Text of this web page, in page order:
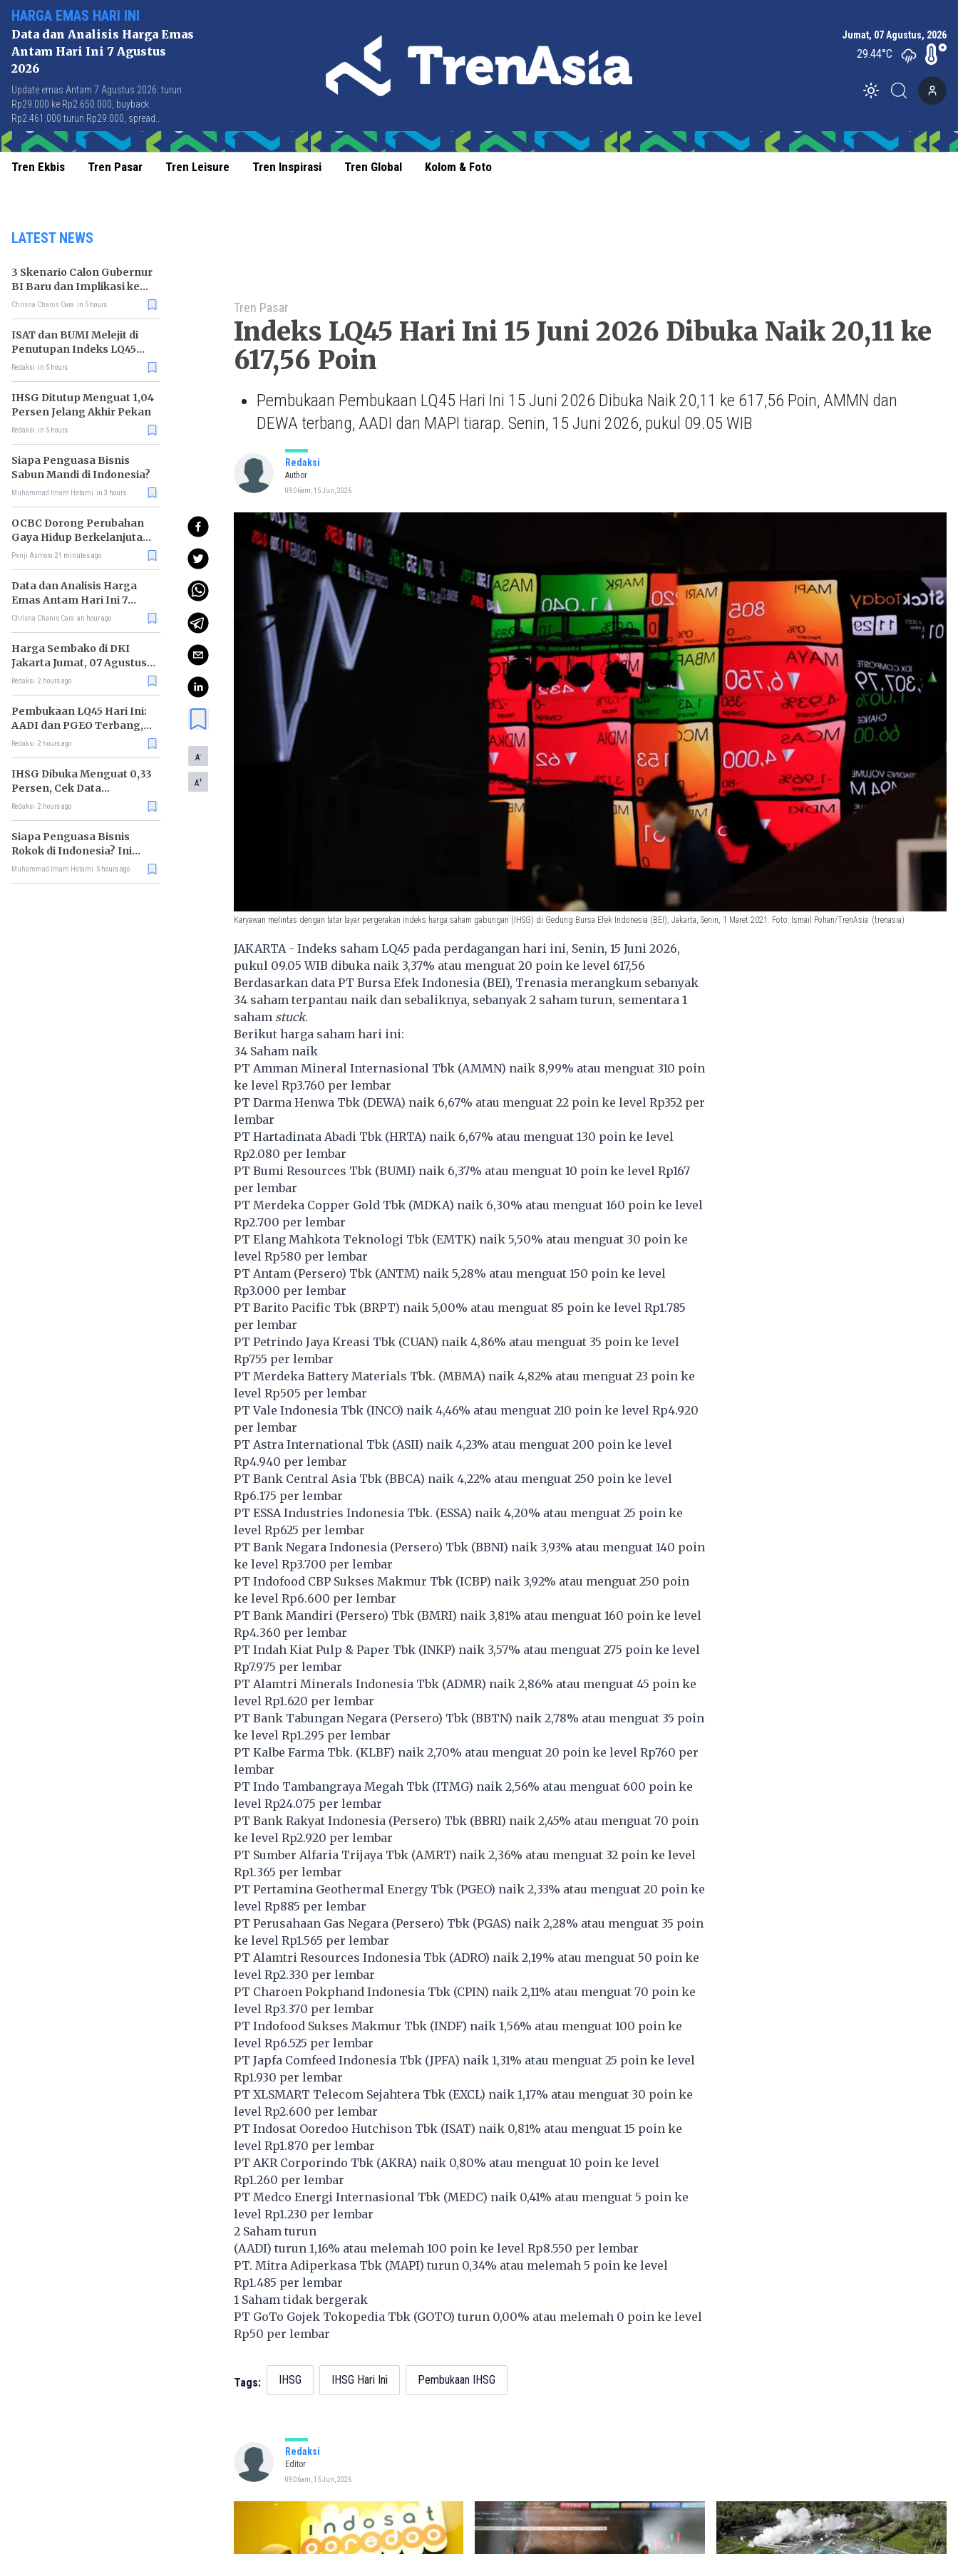
HARGA EMAS HARI INI
Data dan Analisis Harga Emas
Antam Hari Ini 7 Agustus
2026
Update emas Antam 7 Agustus 2026: turun
Rp29.000 ke Rp2.650.000, buyback
Rp2.461.000 turun Rp29.000, spread
Rp189.000 stabil di level terbaik sejak April
2026.
Jumat, 07 Agustus, 2026
29.44°C
Toggle theme
Tren Ekbis Tren Pasar Tren Leisure Tren Inspirasi Tren Global Kolom & Foto
LATEST NEWS
3 Skenario Calon Gubernur
BI Baru dan Implikasi ke
Pasar
Chrisna Chanis Cara in 5 hours
ISAT dan BUMI Melejit di
Penutupan Indeks LQ45
Hari Ini
Redaksi in 5 hours
IHSG Ditutup Menguat 1,04
Persen Jelang Akhir Pekan
Redaksi in 5 hours
Siapa Penguasa Bisnis
Sabun Mandi di Indonesia?
Muhammad Imam Hatami in 3 hours
OCBC Dorong Perubahan
Gaya Hidup Berkelanjutan
melalui Program RISE
Panji Asmoro 21 minutes ago
Data dan Analisis Harga
Emas Antam Hari Ini 7
Agustus 2026
Chrisna Chanis Cara an hour ago
Harga Sembako di DKI
Jakarta Jumat, 07 Agustus
2026, Daging Sapi Naik, Gas
Redaksi 2 hours ago
Pembukaan LQ45 Hari Ini:
AADI dan PGEO Terbang,
HRTA Tiarap
Redaksi 2 hours ago
IHSG Dibuka Menguat 0,33
Persen, Cek Data
Lengkapnya
Redaksi 2 hours ago
Siapa Penguasa Bisnis
Rokok di Indonesia? Ini
Daftar Raja Industri
Muhammad Imam Hatami 5 hours ago
A-
A+
Tren Pasar
Indeks LQ45 Hari Ini 15 Juni 2026 Dibuka Naik 20,11 ke
617,56 Poin
Pembukaan Pembukaan LQ45 Hari Ini 15 Juni 2026 Dibuka Naik 20,11 ke 617,56 Poin, AMMN dan
DEWA terbang, AADI dan MAPI tiarap. Senin, 15 Juni 2026, pukul 09.05 WIB
Redaksi
Author
09:06am, 15 Jun, 2026
Karyawan melintas dengan latar layar pergerakan indeks harga saham gabungan (IHSG) di Gedung Bursa Efek Indonesia (BEI), Jakarta, Senin, 1 Maret 2021. Foto: Ismail Pohan/TrenAsia (trenasia)
JAKARTA - Indeks saham LQ45 pada perdagangan hari ini, Senin, 15 Juni 2026,
pukul 09.05 WIB dibuka naik 3,37% atau menguat 20 poin ke level 617,56
Berdasarkan data PT Bursa Efek Indonesia (BEI), Trenasia merangkum sebanyak
34 saham terpantau naik dan sebaliknya, sebanyak 2 saham turun, sementara 1
saham stuck.
Berikut harga saham hari ini:
34 Saham naik
PT Amman Mineral Internasional Tbk (AMMN) naik 8,99% atau menguat 310 poin
ke level Rp3.760 per lembar
PT Darma Henwa Tbk (DEWA) naik 6,67% atau menguat 22 poin ke level Rp352 per
lembar
PT Hartadinata Abadi Tbk (HRTA) naik 6,67% atau menguat 130 poin ke level
Rp2.080 per lembar
PT Bumi Resources Tbk (BUMI) naik 6,37% atau menguat 10 poin ke level Rp167
per lembar
PT Merdeka Copper Gold Tbk (MDKA) naik 6,30% atau menguat 160 poin ke level
Rp2.700 per lembar
PT Elang Mahkota Teknologi Tbk (EMTK) naik 5,50% atau menguat 30 poin ke
level Rp580 per lembar
PT Antam (Persero) Tbk (ANTM) naik 5,28% atau menguat 150 poin ke level
Rp3.000 per lembar
PT Barito Pacific Tbk (BRPT) naik 5,00% atau menguat 85 poin ke level Rp1.785
per lembar
PT Petrindo Jaya Kreasi Tbk (CUAN) naik 4,86% atau menguat 35 poin ke level
Rp755 per lembar
PT Merdeka Battery Materials Tbk. (MBMA) naik 4,82% atau menguat 23 poin ke
level Rp505 per lembar
PT Vale Indonesia Tbk (INCO) naik 4,46% atau menguat 210 poin ke level Rp4.920
per lembar
PT Astra International Tbk (ASII) naik 4,23% atau menguat 200 poin ke level
Rp4.940 per lembar
PT Bank Central Asia Tbk (BBCA) naik 4,22% atau menguat 250 poin ke level
Rp6.175 per lembar
PT ESSA Industries Indonesia Tbk. (ESSA) naik 4,20% atau menguat 25 poin ke
level Rp625 per lembar
PT Bank Negara Indonesia (Persero) Tbk (BBNI) naik 3,93% atau menguat 140 poin
ke level Rp3.700 per lembar
PT Indofood CBP Sukses Makmur Tbk (ICBP) naik 3,92% atau menguat 250 poin
ke level Rp6.600 per lembar
PT Bank Mandiri (Persero) Tbk (BMRI) naik 3,81% atau menguat 160 poin ke level
Rp4.360 per lembar
PT Indah Kiat Pulp & Paper Tbk (INKP) naik 3,57% atau menguat 275 poin ke level
Rp7.975 per lembar
PT Alamtri Minerals Indonesia Tbk (ADMR) naik 2,86% atau menguat 45 poin ke
level Rp1.620 per lembar
PT Bank Tabungan Negara (Persero) Tbk (BBTN) naik 2,78% atau menguat 35 poin
ke level Rp1.295 per lembar
PT Kalbe Farma Tbk. (KLBF) naik 2,70% atau menguat 20 poin ke level Rp760 per
lembar
PT Indo Tambangraya Megah Tbk (ITMG) naik 2,56% atau menguat 600 poin ke
level Rp24.075 per lembar
PT Bank Rakyat Indonesia (Persero) Tbk (BBRI) naik 2,45% atau menguat 70 poin
ke level Rp2.920 per lembar
PT Sumber Alfaria Trijaya Tbk (AMRT) naik 2,36% atau menguat 32 poin ke level
Rp1.365 per lembar
PT Pertamina Geothermal Energy Tbk (PGEO) naik 2,33% atau menguat 20 poin ke
level Rp885 per lembar
PT Perusahaan Gas Negara (Persero) Tbk (PGAS) naik 2,28% atau menguat 35 poin
ke level Rp1.565 per lembar
PT Alamtri Resources Indonesia Tbk (ADRO) naik 2,19% atau menguat 50 poin ke
level Rp2.330 per lembar
PT Charoen Pokphand Indonesia Tbk (CPIN) naik 2,11% atau menguat 70 poin ke
level Rp3.370 per lembar
PT Indofood Sukses Makmur Tbk (INDF) naik 1,56% atau menguat 100 poin ke
level Rp6.525 per lembar
PT Japfa Comfeed Indonesia Tbk (JPFA) naik 1,31% atau menguat 25 poin ke level
Rp1.930 per lembar
PT XLSMART Telecom Sejahtera Tbk (EXCL) naik 1,17% atau menguat 30 poin ke
level Rp2.600 per lembar
PT Indosat Ooredoo Hutchison Tbk (ISAT) naik 0,81% atau menguat 15 poin ke
level Rp1.870 per lembar
PT AKR Corporindo Tbk (AKRA) naik 0,80% atau menguat 10 poin ke level
Rp1.260 per lembar
PT Medco Energi Internasional Tbk (MEDC) naik 0,41% atau menguat 5 poin ke
level Rp1.230 per lembar
2 Saham turun
(AADI) turun 1,16% atau melemah 100 poin ke level Rp8.550 per lembar
PT. Mitra Adiperkasa Tbk (MAPI) turun 0,34% atau melemah 5 poin ke level
Rp1.485 per lembar
1 Saham tidak bergerak
PT GoTo Gojek Tokopedia Tbk (GOTO) turun 0,00% atau melemah 0 poin ke level
Rp50 per lembar
Tags: IHSG IHSG Hari Ini Pembukaan IHSG
Redaksi
Editor
09:06am, 15 Jun, 2026